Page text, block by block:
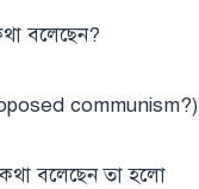
বলেছেন?
communism?)
কথা বলেছেন তা হলো